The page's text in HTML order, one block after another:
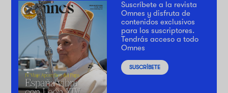
Suscríbete a la revista
Omnes y disfruta de
contenidos exclusivos
para los suscriptores.
Tendrás acceso a todo
Omnes
SUSCRÍBETE